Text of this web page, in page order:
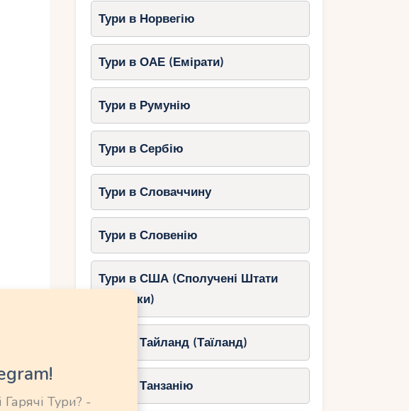
Тури в Норвегію
Тури в ОАЕ (Емірати)
Тури в Румунію
Тури в Сербію
Тури в Словаччину
Тури в Словенію
Тури в США (Сполучені Штати
Америки)
Тури в Тайланд (Таїланд)
Тури в Танзанію
Тури? -